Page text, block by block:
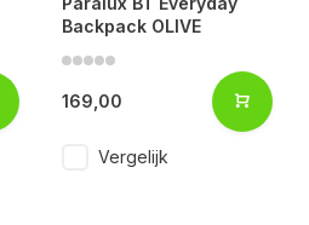
Backpack OLIVE
169,00
Vergelijk